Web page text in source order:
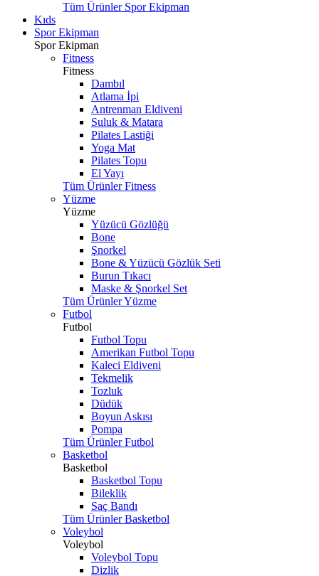
Tüm Ürünler Spor Ekipman
Kıds
Spor Ekipman
Spor Ekipman
Fitness
Fitness
Dambıl
Atlama İpi
Antrenman Eldiveni
Suluk & Matara
Pilates Lastiği
Yoga Mat
Pilates Topu
El Yayı
Tüm Ürünler Fitness
Yüzme
Yüzme
Yüzücü Gözlüğü
Bone
Şnorkel
Bone & Yüzücü Gözlük Seti
Burun Tıkacı
Maske & Şnorkel Set
Tüm Ürünler Yüzme
Futbol
Futbol
Futbol Topu
Amerikan Futbol Topu
Kaleci Eldiveni
Tekmelik
Tozluk
Düdük
Boyun Askısı
Pompa
Tüm Ürünler Futbol
Basketbol
Basketbol
Basketbol Topu
Bileklik
Saç Bandı
Tüm Ürünler Basketbol
Voleybol
Voleybol
Voleybol Topu
Dizlik